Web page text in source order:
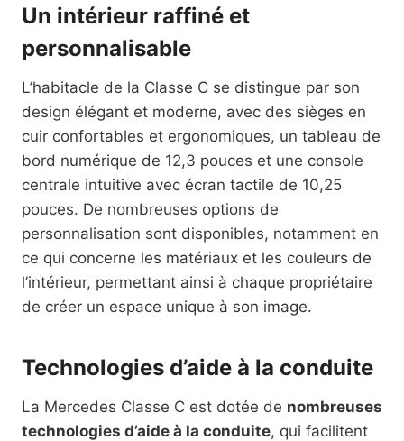
Un intérieur raffiné et
personnalisable
L’habitacle de la Classe C se distingue par son
design élégant et moderne, avec des sièges en
cuir confortables et ergonomiques, un tableau de
bord numérique de 12,3 pouces et une console
centrale intuitive avec écran tactile de 10,25
pouces. De nombreuses options de
personnalisation sont disponibles, notamment en
ce qui concerne les matériaux et les couleurs de
l’intérieur, permettant ainsi à chaque propriétaire
de créer un espace unique à son image.
Technologies d’aide à la conduite
La Mercedes Classe C est dotée de nombreuses
technologies d’aide à la conduite, qui facilitent